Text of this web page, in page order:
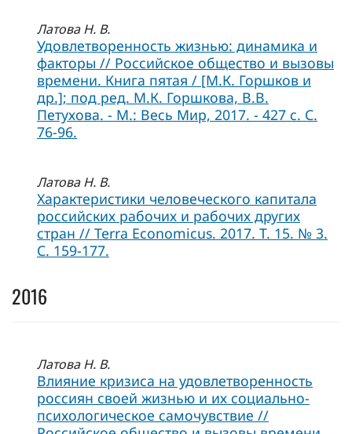
Латова Н. В.
Удовлетворенность жизнью: динамика и
факторы // Российское общество и вызовы
времени. Книга пятая / [М.К. Горшков и
др.]; под ред. М.К. Горшкова, В.В.
Петухова. - М.: Весь Мир, 2017. - 427 с. С.
76-96.
Латова Н. В.
Характеристики человеческого капитала
российских рабочих и рабочих других
стран // Terra Economicus. 2017. Т. 15. № 3.
С. 159-177.
2016
Латова Н. В.
Влияние кризиса на удовлетворенность
россиян своей жизнью и их социально-
психологическое самочувствие //